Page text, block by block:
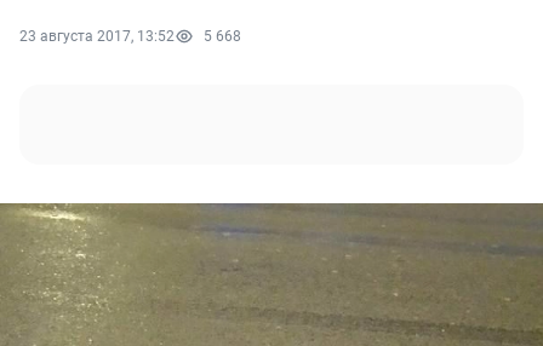
23 августа 2017, 13:52 5 668